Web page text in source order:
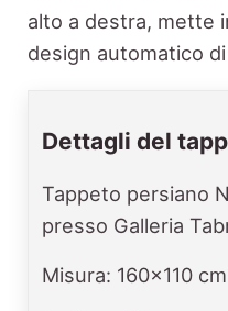
Dettagli del
Tappeto persiano
presso Galleria
Misura: 160x110